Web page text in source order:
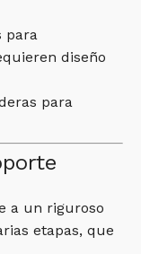
para
diseño
para
a un riguroso
etapas, que